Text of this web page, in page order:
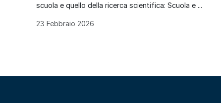
scuola e quello della ricerca scientifica: Scuola e ...
23 Febbraio 2026